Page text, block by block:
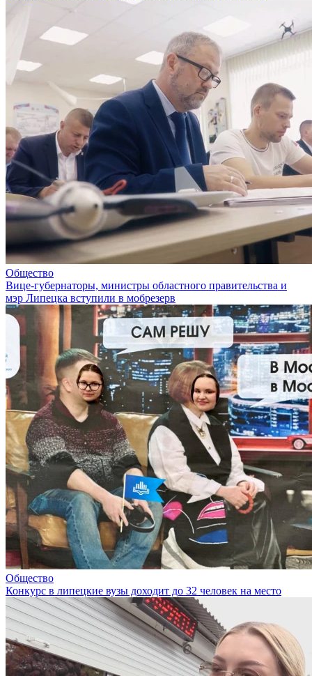
Общество
Вице-губернаторы, министры областного правительства и
мэр Липецка вступили в мобрезерв
Общество
Конкурс в липецкие вузы доходит до 32 человек на место